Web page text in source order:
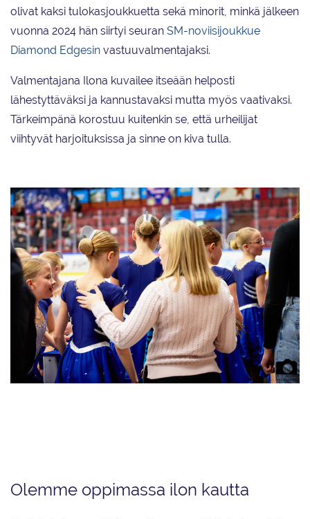
olivat kaksi tulokasjoukkuetta sekä minorit, minkä jälkeen
vuonna 2024 hän siirtyi seuran SM-noviisijoukkue
Diamond Edgesin vastuuvalmentajaksi.
Valmentajana Ilona kuvailee itseään helposti
lähestyttäväksi ja kannustavaksi mutta myös vaativaksi.
Tärkeimpänä korostuu kuitenkin se, että urheilijat
viihtyvät harjoituksissa ja sinne on kiva tulla.
Olemme oppimassa ilon kautta